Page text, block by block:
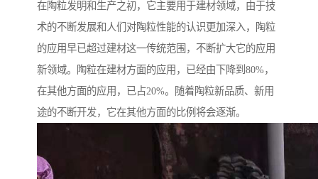
在陶粒发明和生产之初，它主要用于建材领域，由于技
术的不断发展和人们对陶粒性能的认识更加深入，陶粒
的应用早已超过建材这一传统范围，不断扩大它的应用
新领域。陶粒在建材方面的应用，已经由下降到80%，
在其他方面的应用，已占20%。随着陶粒新品质、新用
途的不断开发，它在其他方面的比例将会逐渐。